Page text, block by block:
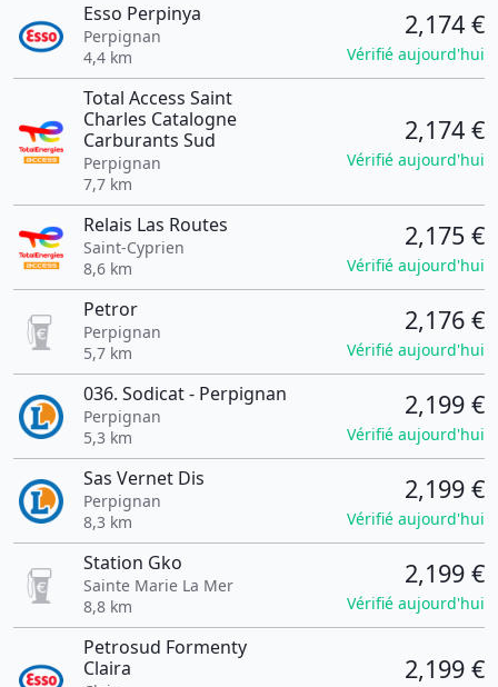
Esso Perpinya
Perpignan
4,4 km
2,174 €
Vérifié aujourd'hui
Total Access Saint
Charles Catalogne
Carburants Sud
Perpignan
7,7 km
2,174 €
Vérifié aujourd'hui
Relais Las Routes
Saint-Cyprien
8,6 km
2,175 €
Vérifié aujourd'hui
Petror
Perpignan
5,7 km
2,176 €
Vérifié aujourd'hui
036. Sodicat - Perpignan
Perpignan
5,3 km
2,199 €
Vérifié aujourd'hui
Sas Vernet Dis
Perpignan
8,3 km
2,199 €
Vérifié aujourd'hui
Station Gko
Sainte Marie La Mer
8,8 km
2,199 €
Vérifié aujourd'hui
Petrosud Formenty
Claira
2,199 €